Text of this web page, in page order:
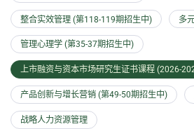
整合实效管理 (第118-119期招生中) 多
管理心理学 (第35-37期招生中)
上市融资与资本市场研究生证书课程 (2026-
产品创新与增长营销 (第49-50期招生中)
战略人力资源管理